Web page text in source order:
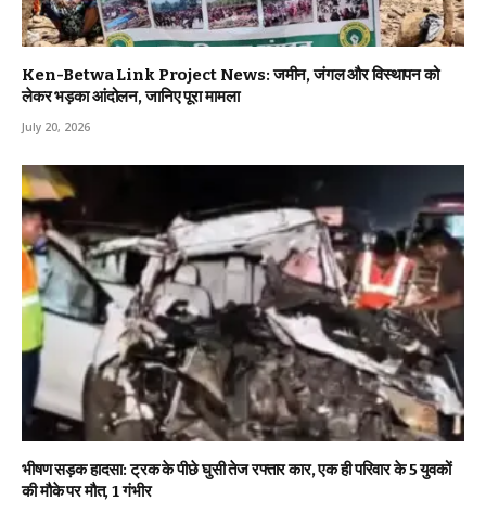
Ken-Betwa Link Project News: जमीन, जंगल और विस्थापन को
लेकर भड़का आंदोलन, जानिए पूरा मामला
July 20, 2026
भीषण सड़क हादसा: ट्रक के पीछे घुसी तेज रफ्तार कार, एक ही परिवार के 5 युवकों
की मौके पर मौत, 1 गंभीर